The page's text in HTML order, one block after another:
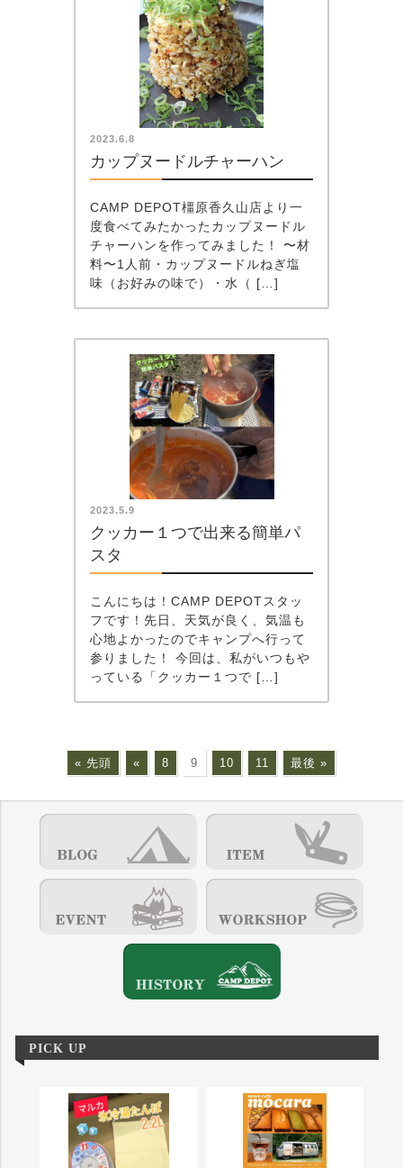
2023.6.8
カップヌードルチャーハン
CAMP DEPOT橿原香久山店より一
度食べてみたかったカップヌードル
チャーハンを作ってみました！ 〜材
料〜1人前・カップヌードルねぎ塩
味（お好みの味で）・水（ […]
2023.5.9
クッカー１つで出来る簡単パ
スタ
こんにちは！CAMP DEPOTスタッ
フです！先日、天気が良く、気温も
心地よかったのでキャンプへ行って
参りました！ 今回は、私がいつもや
っている「クッカー１つで […]
« 先頭 « 8 9 10 11 最後 »
PICK UP